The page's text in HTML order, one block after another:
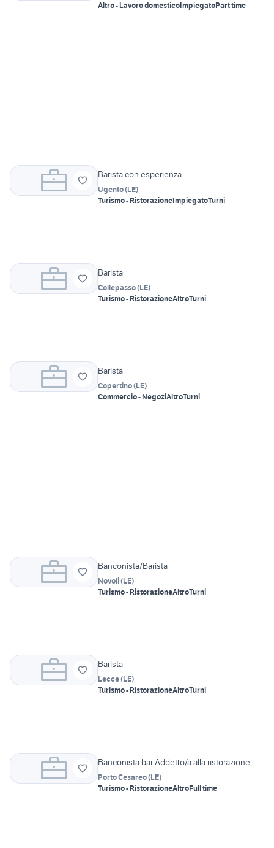
Altro - Lavoro domesticoImpiegatoPart time
Barista con esperienza
Ugento(LE)
Turismo - RistorazioneImpiegatoTurni
Barista
Collepasso(LE)
Turismo - RistorazioneAltroTurni
Barista
Copertino(LE)
Commercio - NegoziAltroTurni
Banconista/Barista
Novoli(LE)
Turismo - RistorazioneAltroTurni
Barista
Lecce(LE)
Turismo - RistorazioneAltroTurni
Banconista bar Addetto/a alla ristorazione
Porto Cesareo(LE)
Turismo - RistorazioneAltroFull time